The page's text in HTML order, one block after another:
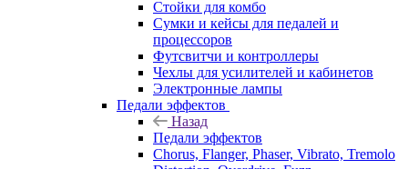
Стойки для комбо
Сумки и кейсы для педалей и
процессоров
Футсвитчи и контроллеры
Чехлы для усилителей и кабинетов
Электронные лампы
Педали эффектов
Назад
Педали эффектов
Chorus, Flanger, Phaser, Vibrato, Tremolo